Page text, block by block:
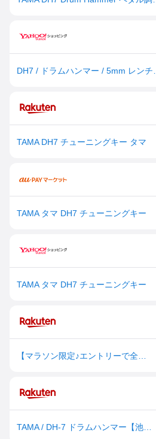
TAMA DH7 チューニングキー タマ
TAMA タマ DH7 チューニングキー
TAMA タマ DH7 チューニングキー